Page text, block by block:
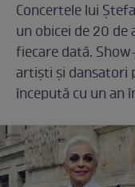
Concertele lui
un obicei de 20 de
fiecare dată.
artiști și dansatori
începută cu un an